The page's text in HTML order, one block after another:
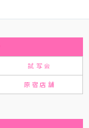
試写会
原宿店舗